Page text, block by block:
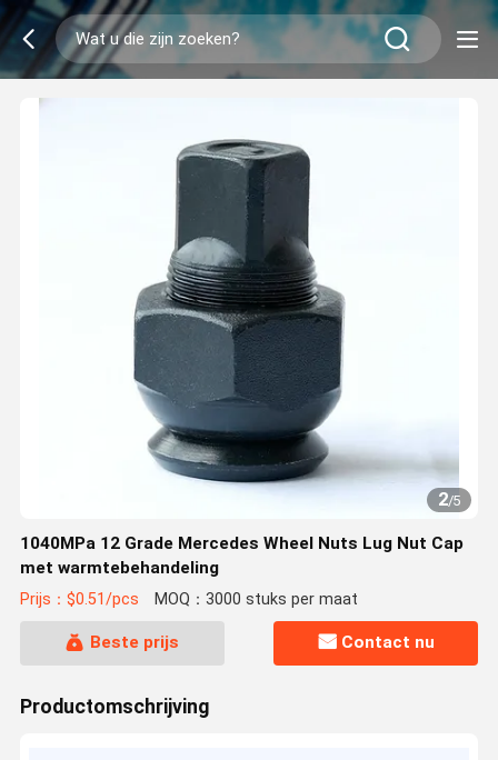
2/5
1040MPa 12 Grade Mercedes Wheel Nuts Lug Nut Cap
met warmtebehandeling
Prijs：$0.51/pcs MOQ：3000 stuks per maat
Beste prijs Contact nu
Productomschrijving